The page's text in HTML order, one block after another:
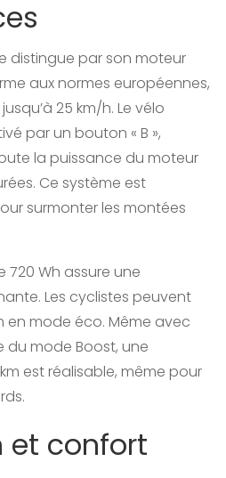
distingue par son moteur
aux normes européennes,
25 km/h. Le vélo
par un bouton « B »,
la puissance du moteur
Ce système est
surmonter les montées
720 Wh assure une
Les cyclistes peuvent
en mode éco. Même avec
du mode Boost, une
est réalisable, même pour
et confort